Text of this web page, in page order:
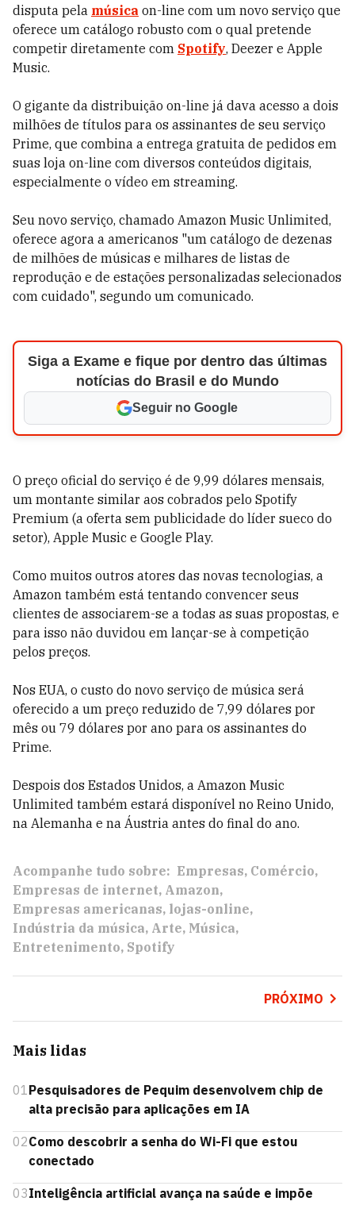
disputa pela música on-line com um novo serviço que
oferece um catálogo robusto com o qual pretende
competir diretamente com Spotify, Deezer e Apple
Music.
O gigante da distribuição on-line já dava acesso a dois
milhões de títulos para os assinantes de seu serviço
Prime, que combina a entrega gratuita de pedidos em
suas loja on-line com diversos conteúdos digitais,
especialmente o vídeo em streaming.
Seu novo serviço, chamado Amazon Music Unlimited,
oferece agora a americanos "um catálogo de dezenas
de milhões de músicas e milhares de listas de
reprodução e de estações personalizadas selecionados
com cuidado", segundo um comunicado.
Siga a Exame e fique por dentro das últimas
notícias do Brasil e do Mundo
Seguir no Google
O preço oficial do serviço é de 9,99 dólares mensais,
um montante similar aos cobrados pelo Spotify
Premium (a oferta sem publicidade do líder sueco do
setor), Apple Music e Google Play.
Como muitos outros atores das novas tecnologias, a
Amazon também está tentando convencer seus
clientes de associarem-se a todas as suas propostas, e
​​para isso não duvidou em lançar-se à competição
pelos preços.
Nos EUA, o custo do novo serviço de música será
oferecido a um preço reduzido de 7,99 dólares por
mês ou 79 dólares por ano para os assinantes do
Prime.
Despois dos Estados Unidos, a Amazon Music
Unlimited também estará disponível no Reino Unido,
na Alemanha e na Áustria antes do final do ano.
Acompanhe tudo sobre: Empresas Comércio
Empresas de internet Amazon
Empresas americanas lojas-online
Indústria da música Arte Música
Entretenimento Spotify
PRÓXIMO
Mais lidas
01Pesquisadores de Pequim desenvolvem chip de
alta precisão para aplicações em IA
02Como descobrir a senha do Wi-Fi que estou
conectado
03Inteligência artificial avança na saúde e impõe